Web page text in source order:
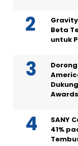
Beta
untuk
SANY
41%